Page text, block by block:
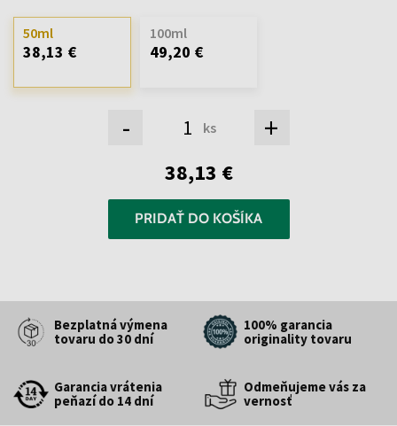
- ks +
50ml
38,13 €
100ml
49,20 €
38,13 €
PRIDAŤ DO KOŠÍKA
Bezplatná výmena
tovaru do 30 dní
100% garancia
originality tovaru
Garancia vrátenia
peňazí do 14 dní
Odmeňujeme vás za
vernosť